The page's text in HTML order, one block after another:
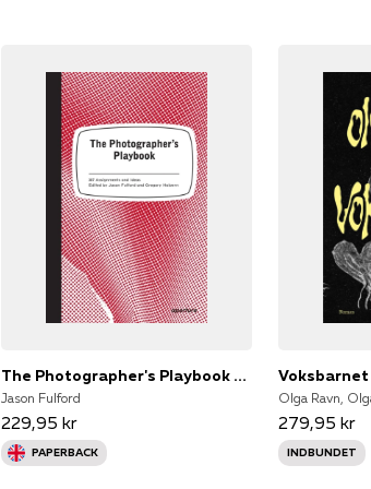
The Photographer's Playbook 307 Assignments and Ideas
Jason Fulford
229,95 kr
PAPERBACK
Voksbarnet
Olga Ravn,
279,95 kr
INDBUNDET